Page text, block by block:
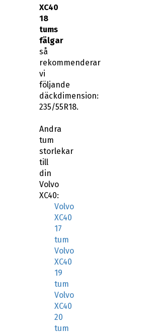
XC40
18
tums
fälgar
så
rekommenderar
vi
följande
däckdimension:
235/55R18.
Andra
tum
storlekar
till
din
Volvo
XC40:
Volvo
XC40
17
tum
Volvo
XC40
19
tum
Volvo
XC40
20
tum